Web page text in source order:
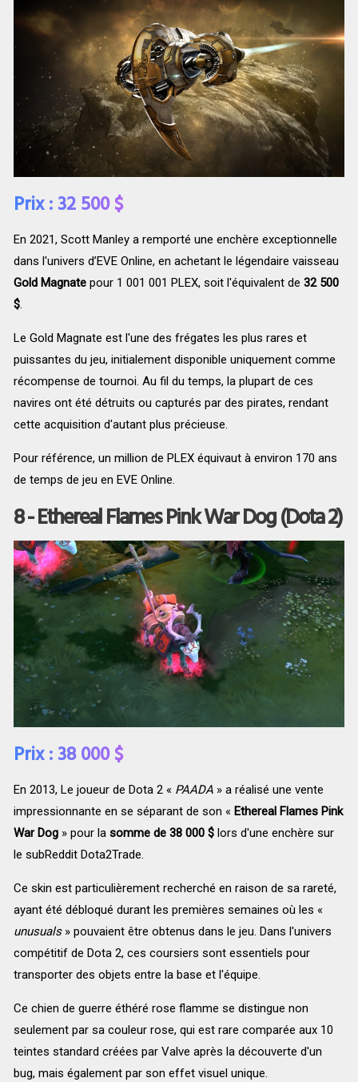
Prix : 32 500 $
En 2021, Scott Manley a remporté une enchère exceptionnelle
dans l'univers d’EVE Online, en achetant le légendaire vaisseau
Gold Magnatepour 1 001 001 PLEX, soit l'équivalent de 32 500
$.
Le Gold Magnate est l'une des frégates les plus rares et
puissantes du jeu, initialement disponible uniquement comme
récompense de tournoi. Au fil du temps, la plupart de ces
navires ont été détruits ou capturés par des pirates, rendant
cette acquisition d'autant plus précieuse.
Pour référence, un million de PLEX équivaut à environ 170 ans
de temps de jeu en EVE Online.
8 - Ethereal Flames Pink War Dog (Dota 2)
Prix : 38 000 $
En 2013, Le joueur de Dota 2 « PAADA » a réalisé une vente
impressionnante en se séparant de son « Ethereal Flames Pink
War Dog» pour la somme de 38 000 $ lors d'une enchère sur
le subReddit Dota2Trade.
Ce skin est particulièrement recherché en raison de sa rareté,
ayant été débloqué durant les premières semaines où les «
unusuals » pouvaient être obtenus dans le jeu. Dans l'univers
compétitif de Dota 2, ces coursiers sont essentiels pour
transporter des objets entre la base et l'équipe.
Ce chien de guerre éthéré rose flamme se distingue non
seulement par sa couleur rose, qui est rare comparée aux 10
teintes standard créées par Valve après la découverte d'un
bug, mais également par son effet visuel unique.